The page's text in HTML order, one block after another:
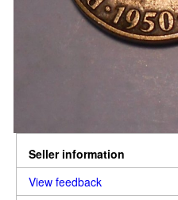
Seller information
View feedback